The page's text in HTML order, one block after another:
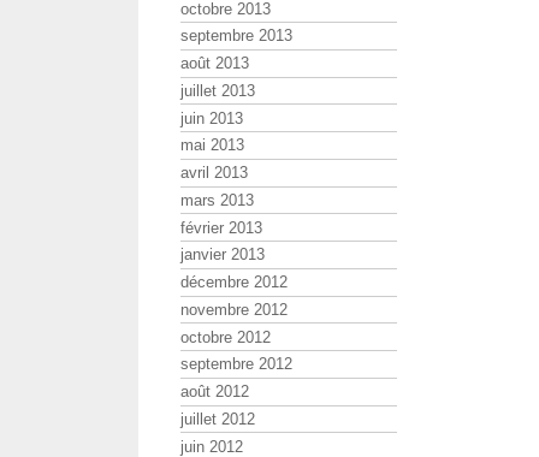
octobre 2013
septembre 2013
août 2013
juillet 2013
juin 2013
mai 2013
avril 2013
mars 2013
février 2013
janvier 2013
décembre 2012
novembre 2012
octobre 2012
septembre 2012
août 2012
juillet 2012
juin 2012